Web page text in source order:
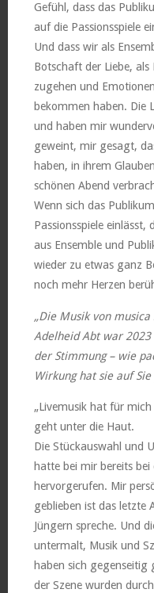
Gefühl, dass das
auf die Passionsspiele
Und dass wir als
Botschaft der Liebe,
zugehen und
bekommen haben. Die
und haben mir
geweint, mir gesagt,
haben, in ihrem
schönen Abend
Wenn sich das
Passionsspiele
aus Ensemble und
wieder zu etwas ganz
noch mehr Herzen
„Die Musik von
Adelheid Abt war
der Stimmung – wie
Wirkung hat sie auf
„Livemusik hat für
geht unter die Haut.
Die Stückauswahl und
hatte bei mir bereits
hervorgerufen. Mir
geblieben ist das letzte
Jüngern spreche. Und
untermalt, Musik und
haben sich gegenseitig
der Szene wurden